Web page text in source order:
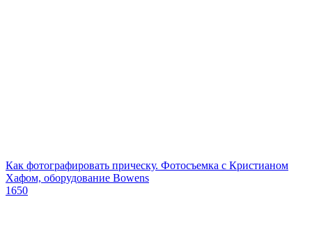
Как фотографировать прическу. Фотосъемка с Кристианом
Хафом, оборудование Bowens
1650